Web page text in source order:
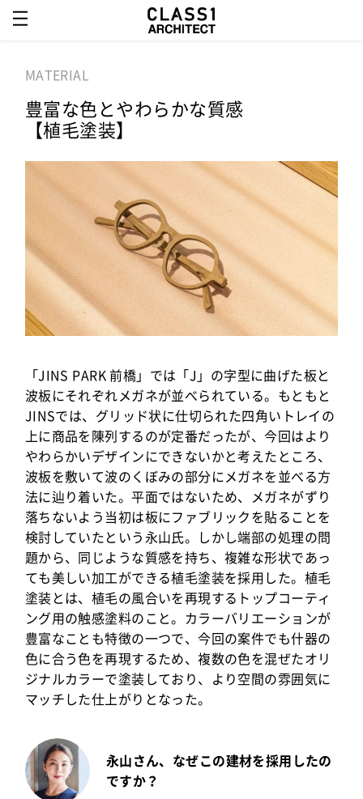
MATERIAL
豊富な色とやわらかな質感
【植毛塗装】
「JINS PARK 前橋」では「J」の字型に曲げた板と
波板にそれぞれメガネが並べられている。もともと
JINSでは、グリッド状に仕切られた四角いトレイの
上に商品を陳列するのが定番だったが、今回はより
やわらかいデザインにできないかと考えたところ、
波板を敷いて波のくぼみの部分にメガネを並べる方
法に辿り着いた。平面ではないため、メガネがずり
落ちないよう当初は板にファブリックを貼ることを
検討していたという永山氏。しかし端部の処理の問
題から、同じような質感を持ち、複雑な形状であっ
ても美しい加工ができる植毛塗装を採用した。植毛
塗装とは、植毛の風合いを再現するトップコーティ
ング用の触感塗料のこと。カラーバリエーションが
豊富なことも特徴の一つで、今回の案件でも什器の
色に合う色を再現するため、複数の色を混ぜたオリ
ジナルカラーで塗装しており、より空間の雰囲気に
マッチした仕上がりとなった。
永山さん、なぜこの建材を採用したの
ですか？